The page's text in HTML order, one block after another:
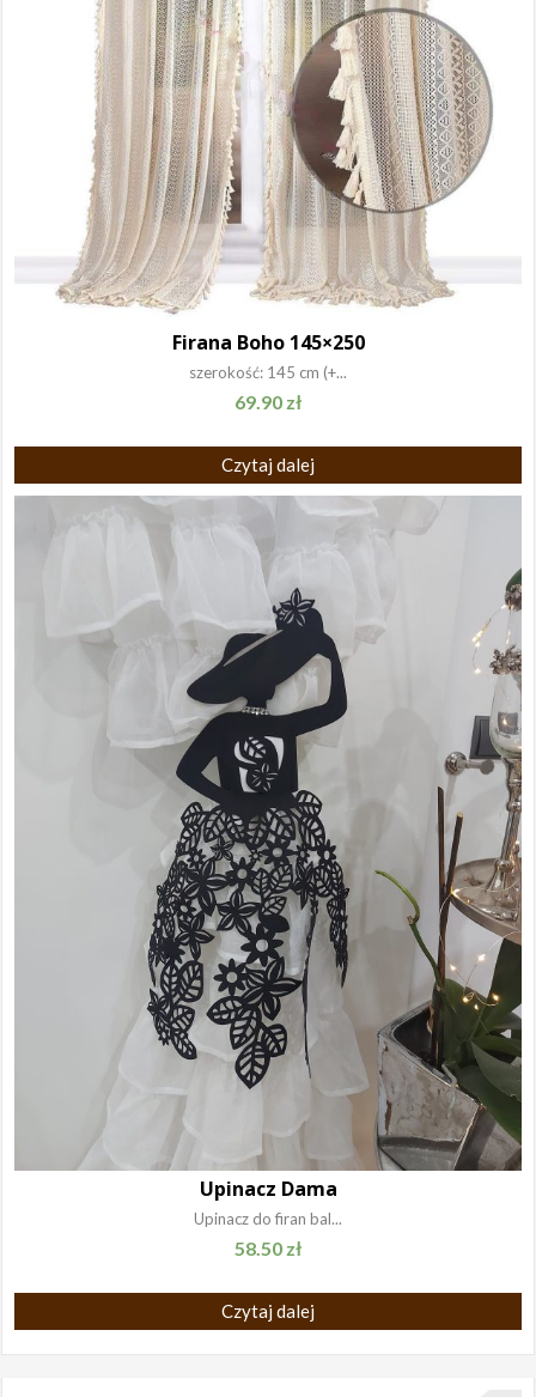
Firana Boho 145×250
szerokość: 145 cm (+...
69.90 zł
Czytaj dalej
Upinacz Dama
Upinacz do firan bal...
58.50 zł
Czytaj dalej